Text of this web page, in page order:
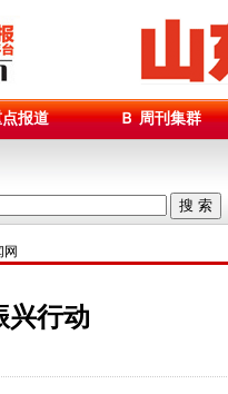
报道 Ｂ 周刊集群
搜 索
网
兴行动